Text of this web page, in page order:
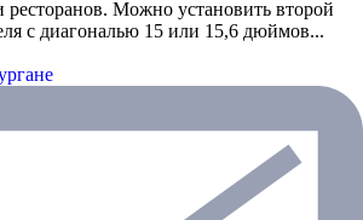
ресторанов. Можно установить второй
с диагональю 15 или 15,6 дюймов...